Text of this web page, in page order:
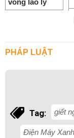
PHÁP LUẬT
Tag: giết
Điện Máy Xanh